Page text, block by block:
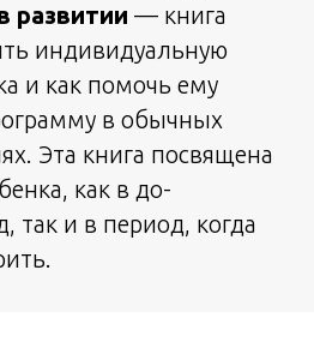
развитии — книга
индивидуальную
и как помочь ему
в обычных
Эта книга посвящена
как в до-
так и в период, когда